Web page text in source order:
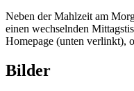
Neben der Mahlzeit am
einen wechselnden
Homepage (unten verlinkt),
Bilder